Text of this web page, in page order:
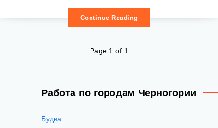
Continue Reading
Page 1 of 1
Работа по городам Черногории
Будва